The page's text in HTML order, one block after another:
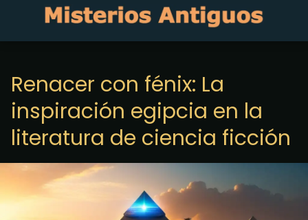
Renacer con fénix: La
inspiración egipcia en la
literatura de ciencia ficción